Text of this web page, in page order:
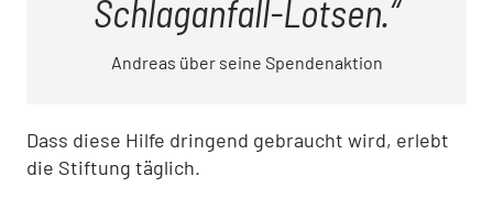
Schlaganfall-Lotsen.
Andreas über seine Spendenaktion
Dass diese Hilfe dringend gebraucht wird, erlebt
die Stiftung täglich.